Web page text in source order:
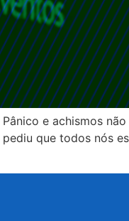
e achismos
que todos nós